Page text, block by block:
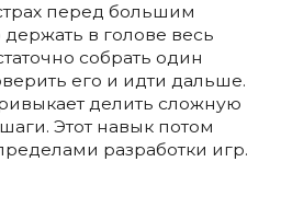
перед большим
в голове весь
собрать один
его и идти дальше.
делить сложную
Этот навык потом
разработки игр.